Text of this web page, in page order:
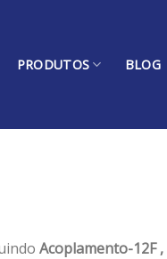
PRODUTOS BLOG
Acoplamento-12F ,